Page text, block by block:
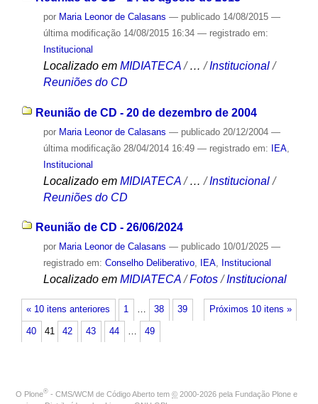
por Maria Leonor de Calasans — publicado14/08/2015 —
última modificação14/08/2015 16:34 — registrado em:
Institucional
Localizado em MIDIATECA /…/Institucional /
Reuniões do CD
Reunião de CD - 20 de dezembro de 2004
por Maria Leonor de Calasans — publicado20/12/2004 —
última modificação28/04/2014 16:49 — registrado em: IEA,
Institucional
Localizado em MIDIATECA /…/Institucional /
Reuniões do CD
Reunião de CD - 26/06/2024
por Maria Leonor de Calasans — publicado10/01/2025 —
registrado em: Conselho Deliberativo, IEA, Institucional
Localizado em MIDIATECA /Fotos /Institucional
« 10 itens anteriores Próximos 10 itens »
1 … 38 39
40 41 42 43 44 … 49
O Plone® - CMS/WCM de Código Aberto tem © 2000-2026 pela Fundação Plone e